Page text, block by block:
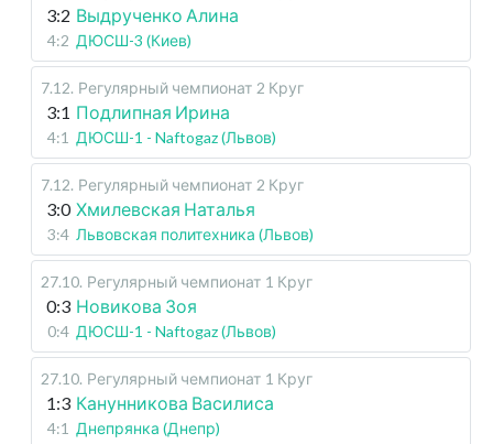
3:2 Выдрученко Алина
4:2 ДЮСШ-3 (Киев)
7.12. Регулярный чемпионат 2 Круг
3:1 Подлипная Ирина
4:1 ДЮСШ-1 - Naftogaz (Львов)
7.12. Регулярный чемпионат 2 Круг
3:0 Хмилевская Наталья
3:4 Львовская политехника (Львов)
27.10. Регулярный чемпионат 1 Круг
0:3 Новикова Зоя
0:4 ДЮСШ-1 - Naftogaz (Львов)
27.10. Регулярный чемпионат 1 Круг
1:3 Канунникова Василиса
4:1 Днепрянка (Днепр)